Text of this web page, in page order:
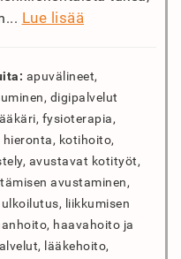
Lue lisää
apuvälineet,
digipalvelut
fysioterapia,
kotihoito,
avustavat kotityöt,
avustaminen,
liikkumisen
haavahoito ja
lääkehoito,